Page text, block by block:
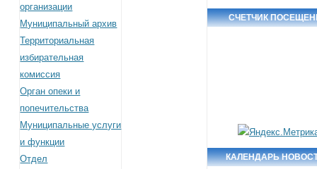
организации
Муниципальный архив
Территориальная
избирательная
комиссия
Орган опеки и
попечительства
Муниципальные услуги
и функции
Отдел
СЧЕТЧИК
КАЛЕНДАРЬ